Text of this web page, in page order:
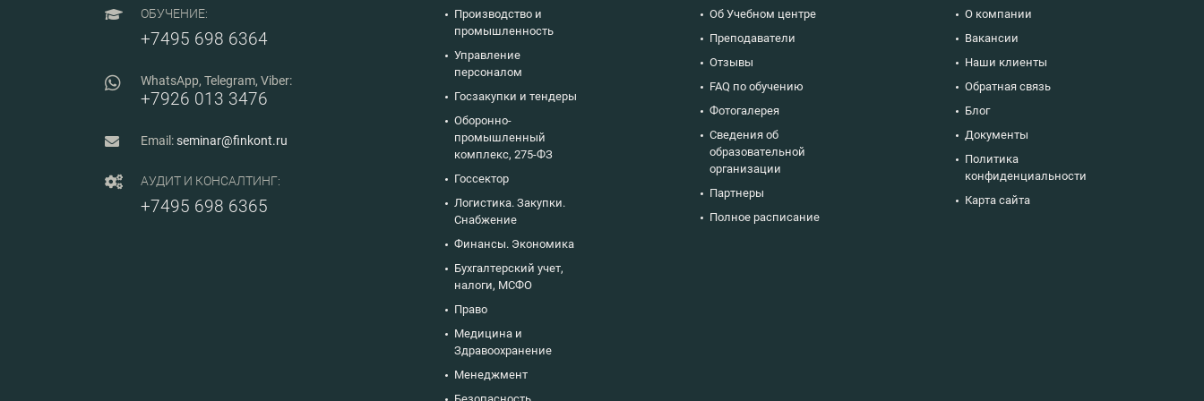
ОБУЧЕНИЕ:
+7495 698 6364
WhatsApp, Telegram, Viber:
+7926 013 3476
Email:seminar@finkont.ru
АУДИТ И КОНСАЛТИНГ:
+7495 698 6365
Производство и
промышленность
Управление
персоналом
Госзакупки и тендеры
Оборонно-
промышленный
комплекс, 275-ФЗ
Госсектор
Логистика. Закупки.
Снабжение
Финансы. Экономика
Бухгалтерский учет,
налоги, МСФО
Право
Медицина и
Здравоохранение
Менеджмент
Об Учебном центре
Преподаватели
Отзывы
FAQ по обучению
Фотогалерея
Сведения об
образовательной
организации
Партнеры
Полное расписание
О компании
Вакансии
Наши клиенты
Обратная связь
Блог
Документы
Политика
конфиденциальности
Карта сайта